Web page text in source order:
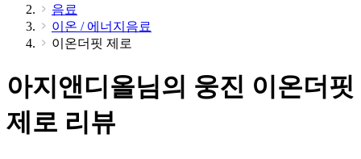
음료
이온 / 에너지음료
이온더핏 제로
아지앤디올님의 웅진 이온더핏
제로 리뷰